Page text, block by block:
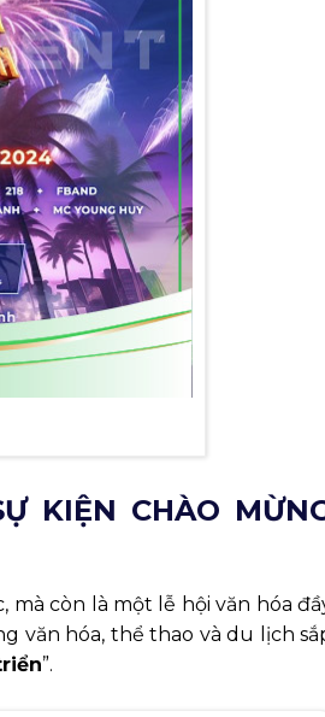
KIỆN CHÀO
mà còn là một lễ hội văn hóa
văn hóa, thể thao và du lịch
”.